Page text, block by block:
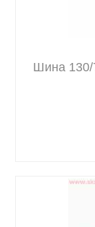
Шина 130/